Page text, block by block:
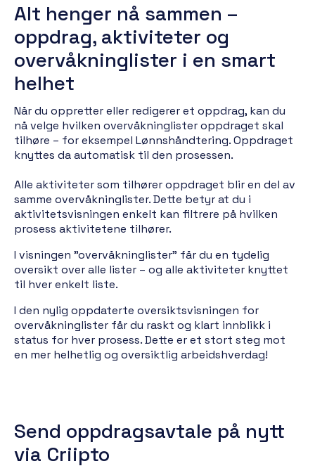
Alt henger nå sammen –
oppdrag, aktiviteter og
overvåkninglister i en smart
helhet
Når du oppretter eller redigerer et oppdrag, kan du
nå velge hvilken overvåkninglister oppdraget skal
tilhøre – for eksempel Lønnshåndtering. Oppdraget
knyttes da automatisk til den prosessen.
Alle aktiviteter som tilhører oppdraget blir en del av
samme overvåkninglister. Dette betyr at du i
aktivitetsvisningen enkelt kan filtrere på hvilken
prosess aktivitetene tilhører.
I visningen "overvåkninglister" får du en tydelig
oversikt over alle lister – og alle aktiviteter knyttet
til hver enkelt liste.
I den nylig oppdaterte oversiktsvisningen for
overvåkninglister får du raskt og klart innblikk i
status for hver prosess. Dette er et stort steg mot
en mer helhetlig og oversiktlig arbeidshverdag!
Send oppdragsavtale på nytt
via Criipto